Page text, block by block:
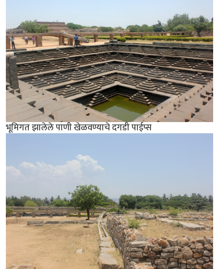
भूमिगत झालेले पाणी खेळवण्याचे दगडी पाईप्स